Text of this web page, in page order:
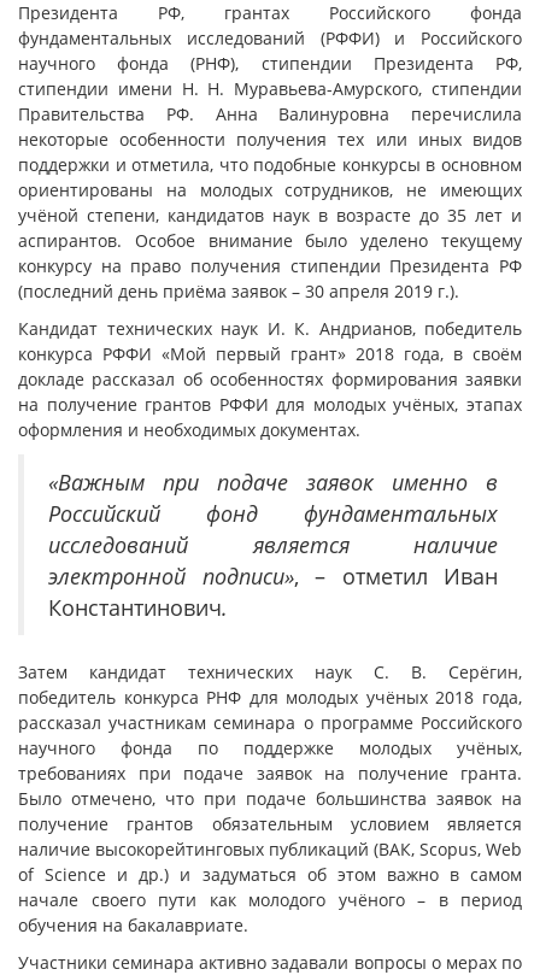
Президента РФ, грантах Российского фонда
фундаментальных исследований (РФФИ) и Российского
научного фонда (РНФ), стипендии Президента РФ,
стипендии имени Н. Н. Муравьева-Амурского, стипендии
Правительства РФ. Анна Валинуровна перечислила
некоторые особенности получения тех или иных видов
поддержки и отметила, что подобные конкурсы в основном
ориентированы на молодых сотрудников, не имеющих
учёной степени, кандидатов наук в возрасте до 35 лет и
аспирантов. Особое внимание было уделено текущему
конкурсу на право получения стипендии Президента РФ
(последний день приёма заявок – 30 апреля 2019 г.).
Кандидат технических наук И. К. Андрианов, победитель
конкурса РФФИ «Мой первый грант» 2018 года, в своём
докладе рассказал об особенностях формирования заявки
на получение грантов РФФИ для молодых учёных, этапах
оформления и необходимых документах.
«Важным при подаче заявок именно в
Российский фонд фундаментальных
исследований является наличие
электронной подписи», – отметил Иван
Константинович.
Затем кандидат технических наук С. В. Серёгин,
победитель конкурса РНФ для молодых учёных 2018 года,
рассказал участникам семинара о программе Российского
научного фонда по поддержке молодых учёных,
требованиях при подаче заявок на получение гранта.
Было отмечено, что при подаче большинства заявок на
получение грантов обязательным условием является
наличие высокорейтинговых публикаций (ВАК, Scopus, Web
of Science и др.) и задуматься об этом важно в самом
начале своего пути как молодого учёного – в период
обучения на бакалавриате.
Участники семинара активно задавали вопросы о мерах по